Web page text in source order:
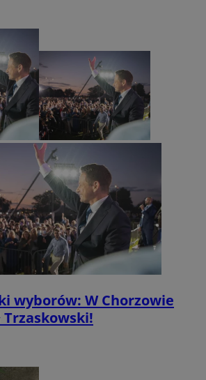
wyborów: W Chorzowie
Trzaskowski!